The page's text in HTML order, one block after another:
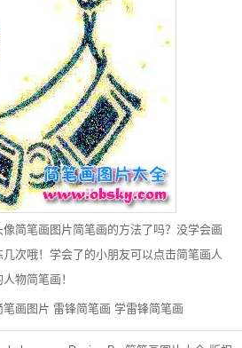
简笔画图片简笔画的方法了吗？没学会画
次哦！学会了的小朋友可以点击简笔画人
物简笔画！
笔画图片 雷锋简笔画 学雷锋简笔画